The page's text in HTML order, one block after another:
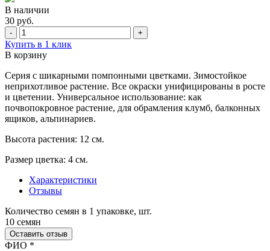
В наличии
30 руб.
- +
Купить в 1 клик
В корзину
Серия с шикарными помпонными цветками. Зимостойкое
неприхотливое растение. Все окраски унифицированы в росте
и цветении. Универсальное использование: как
почвопокровное растение, для обрамления клумб, балконных
ящиков, альпинариев.
Высота растения: 12 см.
Размер цветка: 4 см.
Характеристики
Отзывы
Количество семян в 1 упаковке, шт.
10 семян
Оставить отзыв
Ваш отзыв был отправлен!
ФИО *